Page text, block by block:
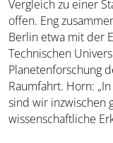
Vergleich zu einer
offen. Eng
Berlin etwa mit der
Technischen
Planetenforschung
Raumfahrt. Horn:
sind wir inzwischen
wissenschaftliche